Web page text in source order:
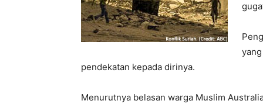
pendekatan kepada dirinya.
Menurutnya belasan warga Muslim